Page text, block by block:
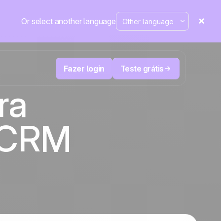
Or select another language
Fazer login Teste grátis
e-
User
A plataforma de CRM e automação de
marketing
Televendas e telemarketing
Acompanhe cada ligação, priorize os
leads certos e não perca o controle.
Positive
em